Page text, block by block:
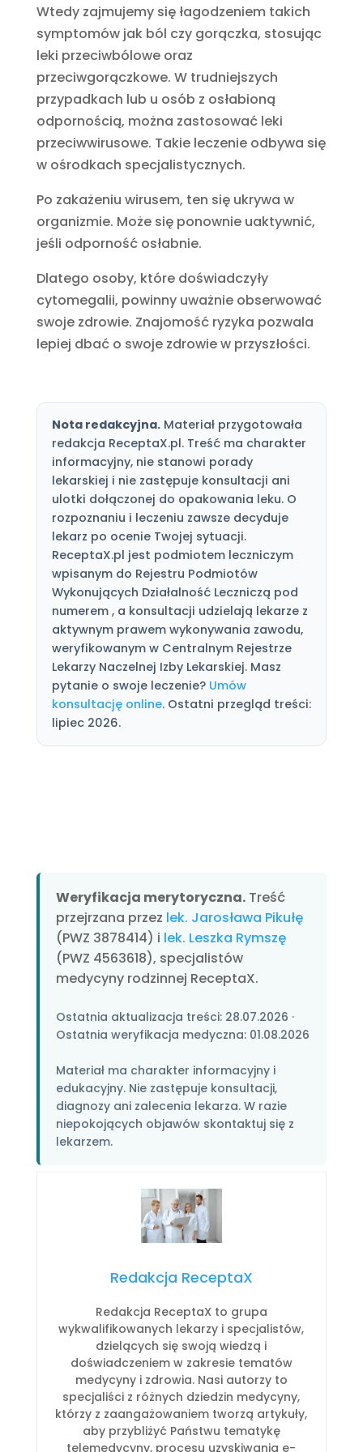
Wtedy zajmujemy się łagodzeniem takich
symptomów jak ból czy gorączka, stosując
leki przeciwbólowe oraz
przeciwgorączkowe. W trudniejszych
przypadkach lub u osób z osłabioną
odpornością, można zastosować leki
przeciwwirusowe. Takie leczenie odbywa się
w ośrodkach specjalistycznych.
Po zakażeniu wirusem, ten się ukrywa w
organizmie. Może się ponownie uaktywnić,
jeśli odporność osłabnie.
Dlatego osoby, które doświadczyły
cytomegalii, powinny uważnie obserwować
swoje zdrowie. Znajomość ryzyka pozwala
lepiej dbać o swoje zdrowie w przyszłości.
Nota redakcyjna.Materiał przygotowała
redakcja ReceptaX.pl. Treść ma charakter
informacyjny, nie stanowi porady
lekarskiej i nie zastępuje konsultacji ani
ulotki dołączonej do opakowania leku. O
rozpoznaniu i leczeniu zawsze decyduje
lekarz po ocenie Twojej sytuacji.
ReceptaX.pl jest podmiotem leczniczym
wpisanym do Rejestru Podmiotów
Wykonujących Działalność Leczniczą pod
numerem , a konsultacji udzielają lekarze z
aktywnym prawem wykonywania zawodu,
weryfikowanym w Centralnym Rejestrze
Lekarzy Naczelnej Izby Lekarskiej. Masz
pytanie o swoje leczenie? Umów
konsultację online. Ostatni przegląd treści:
lipiec 2026.
Weryfikacja merytoryczna.Treść
przejrzana przez lek. Jarosława Pikułę
(PWZ 3878414) i lek. Leszka Rymszę
(PWZ 4563618), specjalistów
medycyny rodzinnej ReceptaX.
Ostatnia aktualizacja treści: 28.07.2026 ·
Ostatnia weryfikacja medyczna: 01.08.2026
Materiał ma charakter informacyjny i
edukacyjny. Nie zastępuje konsultacji,
diagnozy ani zalecenia lekarza. W razie
niepokojących objawów skontaktuj się z
lekarzem.
Redakcja ReceptaX
Redakcja ReceptaX to grupa
wykwalifikowanych lekarzy i specjalistów,
dzielących się swoją wiedzą i
doświadczeniem w zakresie tematów
medycyny i zdrowia. Nasi autorzy to
specjaliści z różnych dziedzin medycyny,
którzy z zaangażowaniem tworzą artykuły,
aby przybliżyć Państwu tematykę
telemedycyny, procesu uzyskiwania e-